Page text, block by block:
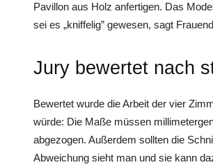
Pavillon aus Holz anfertigen. Das
sei es „kniffelig” gewesen, sagt
Jury bewertet nach
Bewertet wurde die Arbeit der vier
würde: Die Maße müssen
abgezogen. Außerdem sollten die
Abweichung sieht man und sie kann